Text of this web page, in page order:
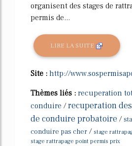
organisent des stages de
permis de...
LIRE LA SUITE
Site : http://
Thèmes liés : recuperation
conduire /recuperation
de conduire probatoire /
conduire pas cher / stage
stage rattrapage point permis prix